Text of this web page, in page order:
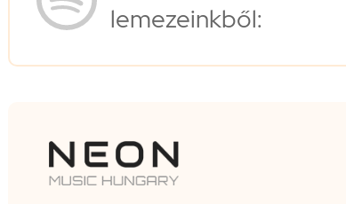
lemezeinkből: